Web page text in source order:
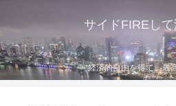
サイドFIREし
経済的自由を得て、最